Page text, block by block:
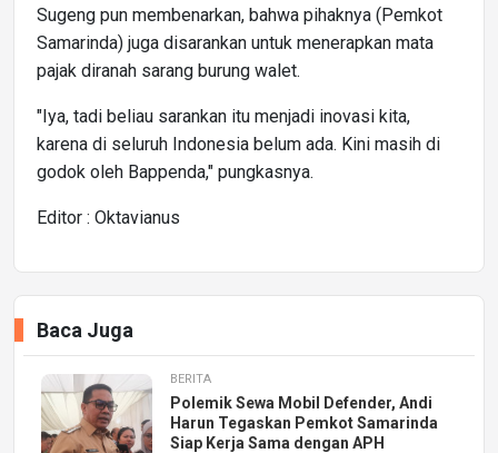
Sugeng pun membenarkan, bahwa pihaknya (Pemkot
Samarinda) juga disarankan untuk menerapkan mata
pajak diranah sarang burung walet.
"Iya, tadi beliau sarankan itu menjadi inovasi kita,
karena di seluruh Indonesia belum ada. Kini masih di
godok oleh Bappenda," pungkasnya.
Editor : Oktavianus
Baca Juga
BERITA
Polemik Sewa Mobil Defender, Andi
Harun Tegaskan Pemkot Samarinda
Siap Kerja Sama dengan APH